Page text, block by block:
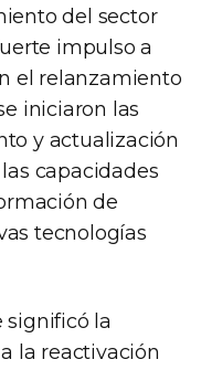
del sector
impulso a
el relanzamiento
iniciaron las
y actualización
capacidades
de
tecnologías
la
la reactivación